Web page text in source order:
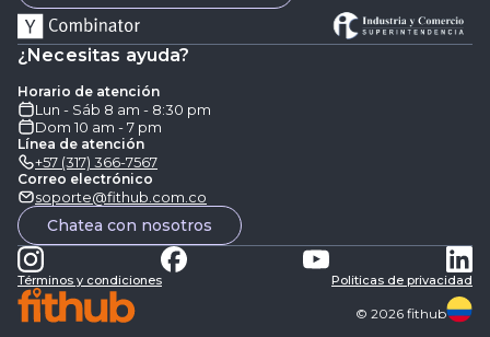
¿Necesitas ayuda?
Horario de atención
Lun - Sáb 8 am - 8:30 pm
Dom 10 am - 7 pm
Línea de atención
+57 (317) 366-7567
Correo electrónico
soporte@fithub.com.co
Chatea con nosotros
Términos y condiciones Politicas de privacidad
© 2026 fithub